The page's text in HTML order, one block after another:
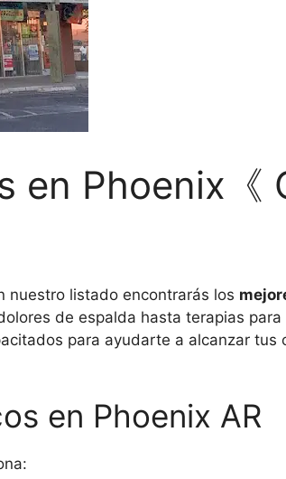
en Phoenix《
nuestro listado encontrarás los
de espalda hasta terapias
para ayudarte a alcanzar tus
en Phoenix AR